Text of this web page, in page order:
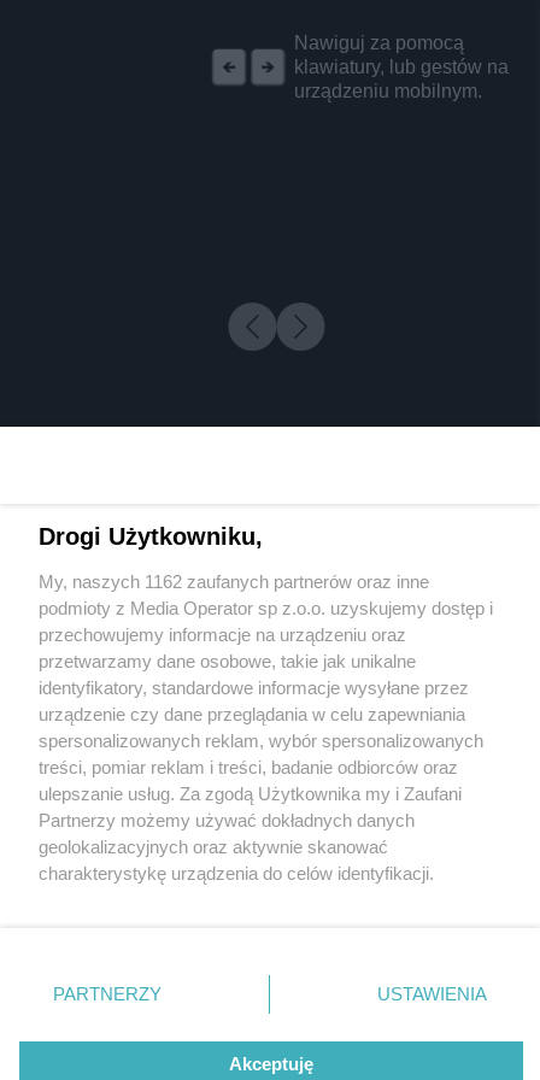
Nawiguj za pomocą
klawiatury, lub gestów na
urządzeniu mobilnym.
1 / 0
Wydawca mediów lokalnych
Nie zapomnij
zapoznać się z:
polityką prywatności regulamin korzystania z portali
Twojemiasto
Piekary Śląskie
Chorzów
Tarnowskie Góry
Gliwice
Skontakuj sięz nami
Kontakt
Wydawca
Redakcja
Drogi Użytkowniku,
My, naszych 1162 zaufanych partnerów oraz inne
podmioty z Media Operator sp z.o.o. uzyskujemy dostęp i
przechowujemy informacje na urządzeniu oraz
przetwarzamy dane osobowe, takie jak unikalne
identyfikatory, standardowe informacje wysyłane przez
urządzenie czy dane przeglądania w celu zapewniania
spersonalizowanych reklam, wybór spersonalizowanych
treści, pomiar reklam i treści, badanie odbiorców oraz
ulepszanie usług. Za zgodą Użytkownika my i Zaufani
Partnerzy możemy używać dokładnych danych
geolokalizacyjnych oraz aktywnie skanować
charakterystykę urządzenia do celów identyfikacji.
zmienić/wycofać klikając przycisk ustawień prywatności
znajdujący się w lewym dolnym rogu strony
rodzaje przetwarzania danych nie wymagają zgody
użytkownika, ale masz prawo sprzeciwić się takiemu
PARTNERZY USTAWIENIA
Akceptuję